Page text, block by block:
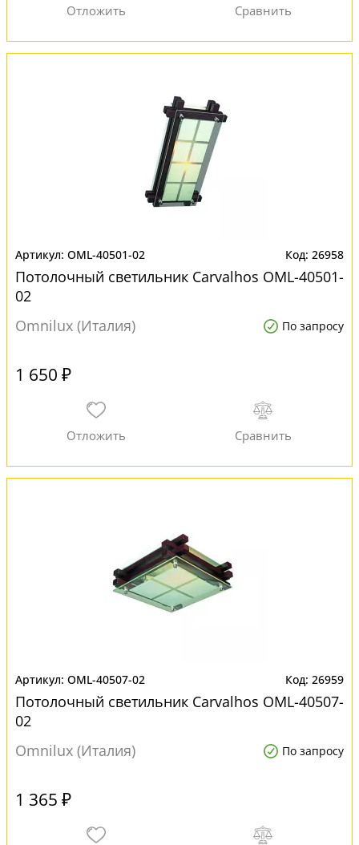
OML-40501-02 26958
Потолочный светильник Carvalhos OML-40501-
02
Omnilux (Италия)
По запросу
1 650 ₽
OML-40507-02 26959
Потолочный светильник Carvalhos OML-40507-
02
Omnilux (Италия)
По запросу
1 365 ₽